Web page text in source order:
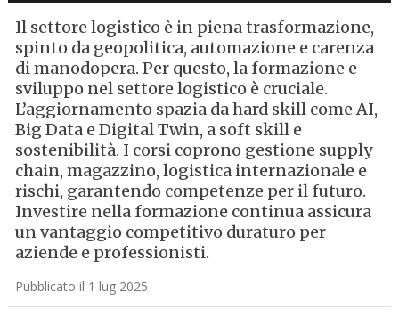
Il settore logistico è in piena trasformazione,
spinto da geopolitica, automazione e carenza
di manodopera. Per questo, la formazione e
sviluppo nel settore logistico è cruciale.
L’aggiornamento spazia da hard skill come AI,
Big Data e Digital Twin, a soft skill e
sostenibilità. I corsi coprono gestione supply
chain, magazzino, logistica internazionale e
rischi, garantendo competenze per il futuro.
Investire nella formazione continua assicura
un vantaggio competitivo duraturo per
aziende e professionisti.
Pubblicato il 1 lug 2025